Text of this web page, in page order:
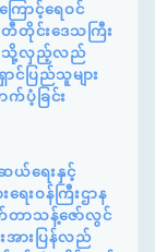
ြောင့်ရေဝင်
တိုင်းဒေသကြီး
ယ်သို့လှည့်လည်
င်ပြည်သူများ
က်ပံ့ခြင်း
ယ်ရေးနှင့်
ရေးဝန်ကြီးဌာန
တာသန့်ဇော်လွင်
အားပြန်လည်